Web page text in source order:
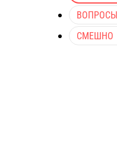
СМЕШНО